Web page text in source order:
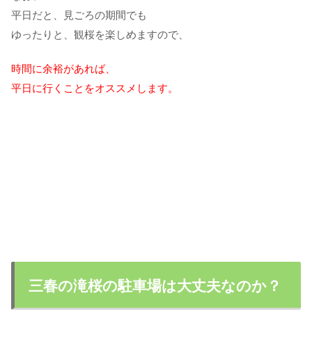
平日だと、見ごろの期間でも
ゆったりと、観桜を楽しめますので、
時間に余裕があれば、
平日に行くことをオススメします。
三春の滝桜の駐車場は大丈夫なのか？